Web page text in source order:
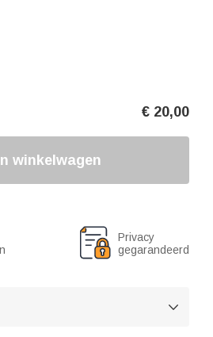
€ 20,00
winkelwagen
Privacy
gegarandeerd
